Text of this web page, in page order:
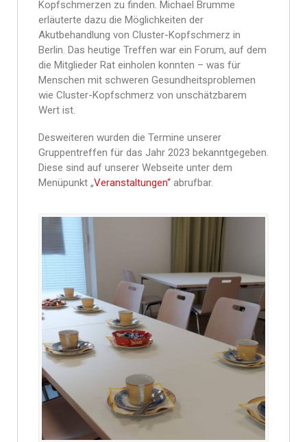
Kopfschmerzen zu finden. Michael Brumme
erläuterte dazu die Möglichkeiten der
Akutbehandlung von Cluster-Kopfschmerz in
Berlin. Das heutige Treffen war ein Forum, auf dem
die Mitglieder Rat einholen konnten – was für
Menschen mit schweren Gesundheitsproblemen
wie Cluster-Kopfschmerz von unschätzbarem
Wert ist.
Desweiteren wurden die Termine unserer
Gruppentreffen für das Jahr 2023 bekanntgegeben.
Diese sind auf unserer Webseite unter dem
Menüpunkt „Veranstaltungen“ abrufbar.